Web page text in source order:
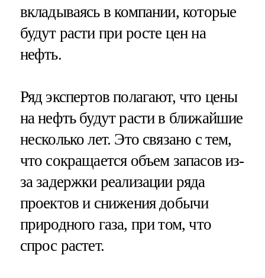
вкладываясь в компании, которые
будут расти при росте цен на
нефть.
Ряд экспертов полагают, что цены
на нефть будут расти в ближайшие
несколько лет. Это связано с тем,
что сокращается объем запасов из-
за задержки реализации ряда
проектов и снижения добычи
природного газа, при том, что
спрос растет.